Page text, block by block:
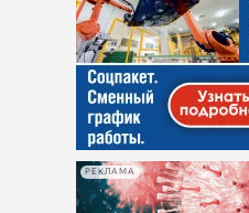
РЕКЛАМА